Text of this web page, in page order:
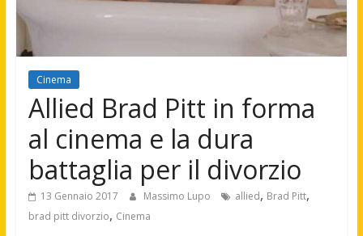
Cinema
Allied Brad Pitt in forma
al cinema e la dura
battaglia per il divorzio
13 Gennaio 2017 Massimo Lupo allied, Brad Pitt,
brad pitt divorzio, Cinema